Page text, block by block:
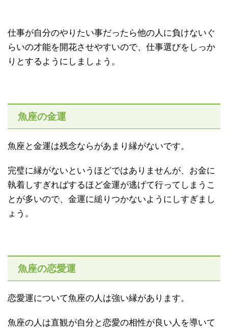
仕事が自分のやりたい事だったら他の人に負けないぐ
らいの才能を開花させやすいので、仕事選びをしっか
りとするようにしましょう。
魚座の金運
魚座と金運は残念ならがあまり縁がないです。
完璧に縁がないというほどではありませんが、お金に
執着しすぎればするほど金運が逃げて行ってしまうこ
とが多いので、金運に縋りつかないようにしすぎまし
ょう。
魚座の恋愛運
恋愛運について魚座の人は強い縁があります。
魚座の人は直観が自分と恋愛の相性が良い人を導いて